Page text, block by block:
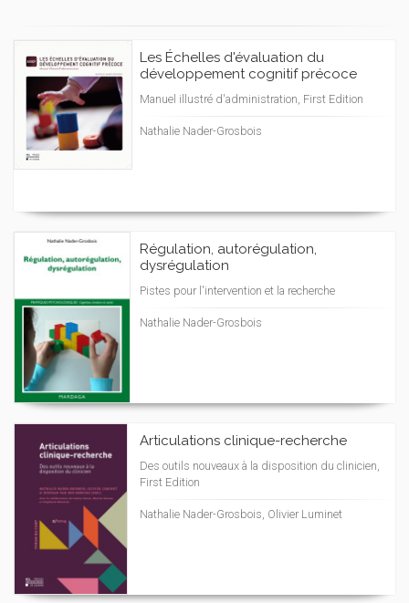
Les Échelles d'évaluation du
développement cognitif précoce
Manuel illustré d'administration, First Edition
Nathalie Nader-Grosbois
Régulation, autorégulation,
dysrégulation
Pistes pour l'intervention et la recherche
Nathalie Nader-Grosbois
Articulations clinique-recherche
Des outils nouveaux à la disposition du clinicien,
First Edition
Nathalie Nader-Grosbois, Olivier Luminet